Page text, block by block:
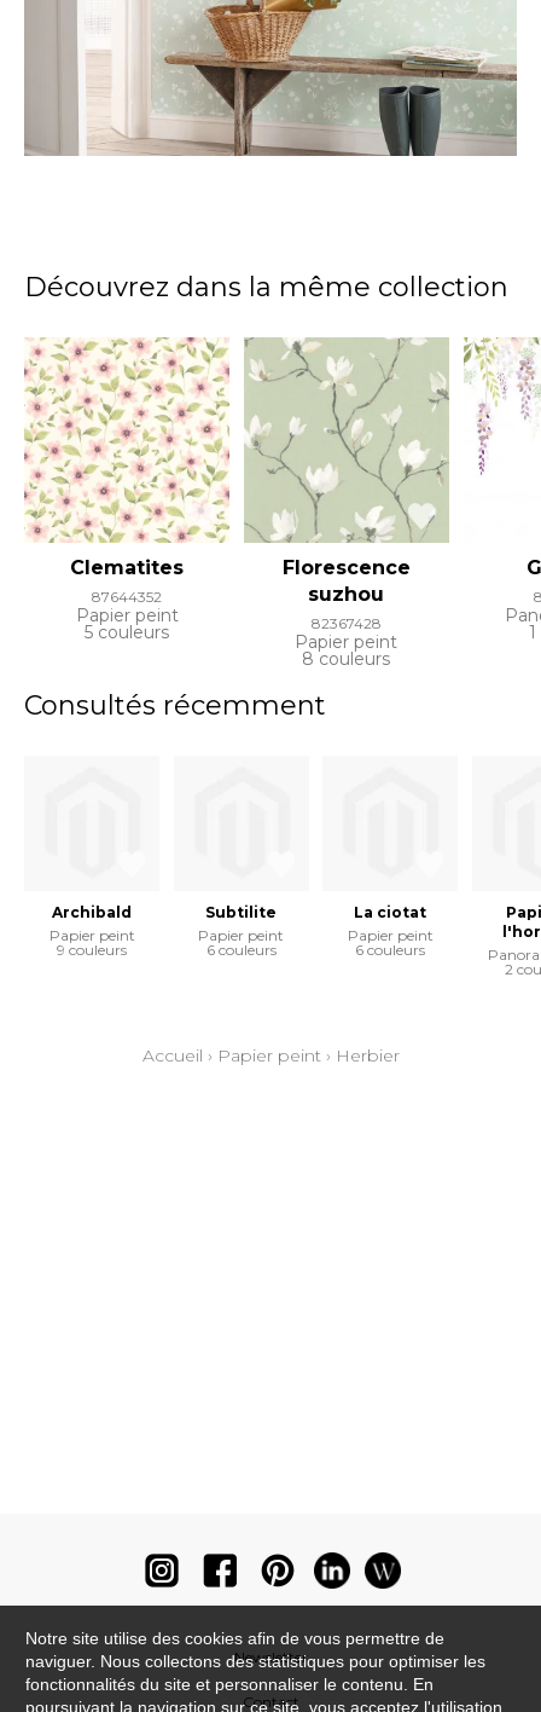
Découvrez dans la même collection
Clematites
87644352
Papier peint
5 couleurs
Florescence
suzhou
82367428
Papier peint
8 couleurs
Consultés récemment
Archibald
Papier peint
9 couleurs
Subtilite
Papier peint
6 couleurs
La ciotat
Papier peint
6 couleurs
2
Accueil › Papier peint› Herbier
Newsletter
Contact
Notre site utilise des cookies afin de vous permettre de
naviguer. Nous collectons des statistiques pour optimiser les
fonctionnalités du site et personnaliser le contenu. En
poursuivant la navigation sur ce site, vous acceptez l'utilisation